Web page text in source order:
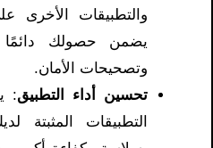
والتطبيقات الأخرى
يضمن حصولك
وتصحيحات الأمان.
تحسين أداء التطبيق:
التطبيقات المثبتة